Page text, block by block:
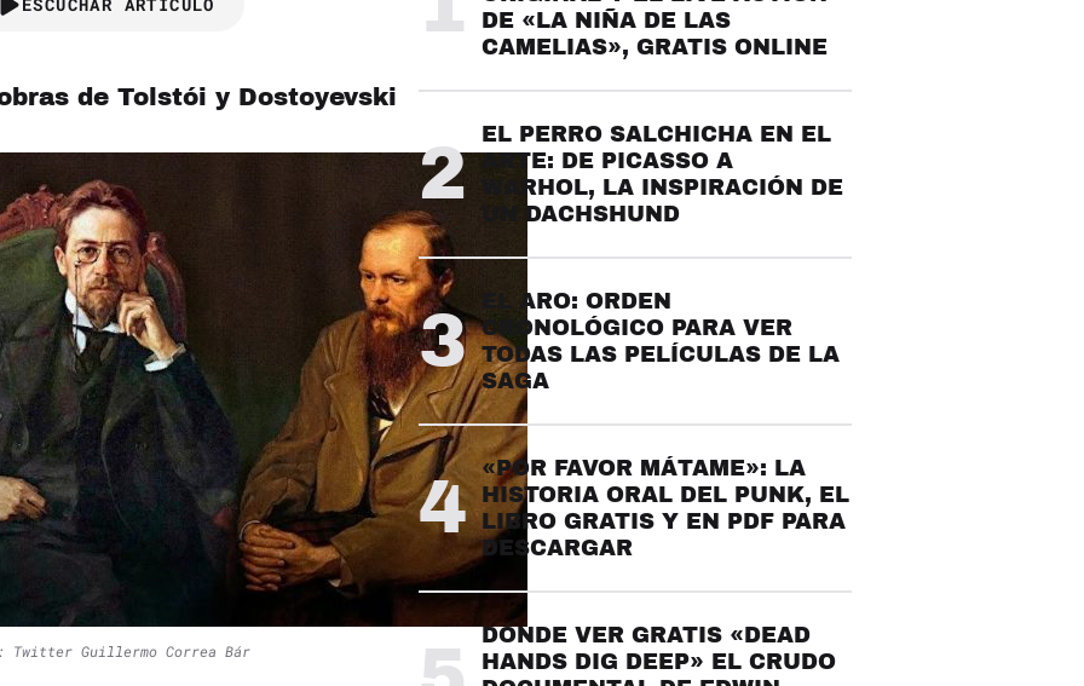
ESCUCHAR ARTÍCULO
de Tolstói y Dostoyevski
Twitter Guillermo Correa Bár
DE «LA NIÑA DE LAS
CAMELIAS», GRATIS ONLINE
2
EL PERRO SALCHICHA EN EL
ARTE: DE PICASSO A
WARHOL, LA INSPIRACIÓN DE
UN DACHSHUND
3
EL ARO: ORDEN
CRONOLÓGICO PARA VER
TODAS LAS PELÍCULAS DE LA
SAGA
4
«POR FAVOR MÁTAME»: LA
HISTORIA ORAL DEL PUNK, EL
LIBRO GRATIS Y EN PDF PARA
DESCARGAR
DÓNDE VER GRATIS «DEAD
HANDS DIG DEEP» EL CRUDO